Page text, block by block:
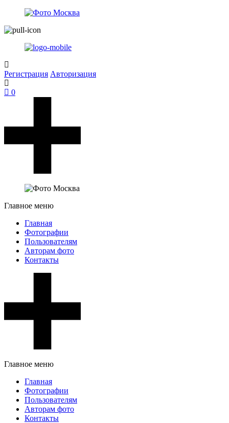
Регистрация Авторизация
0
Главное меню
Главная
Фотографии
Пользователям
Авторам фото
Контакты
Главное меню
Главная
Фотографии
Пользователям
Авторам фото
Контакты